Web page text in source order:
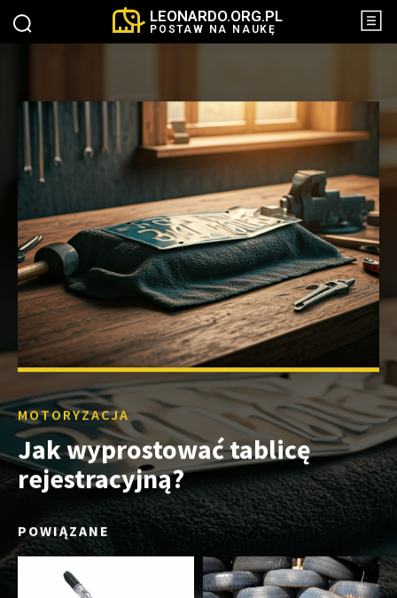
LEONARDO.ORG.PL
POSTAW NA NAUKĘ
MOTORYZACJA
Jak wyprostować tablicę
rejestracyjną?
POWIĄZANE